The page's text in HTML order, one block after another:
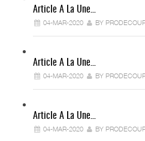
Article A La Une…
04-MAR-2020 BY
Article A La Une…
04-MAR-2020 BY
Article A La Une…
04-MAR-2020 BY